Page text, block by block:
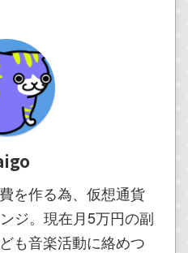
を作る為、仮想通貨
ジ。現在月5万円の副
も音楽活動に絡めつ